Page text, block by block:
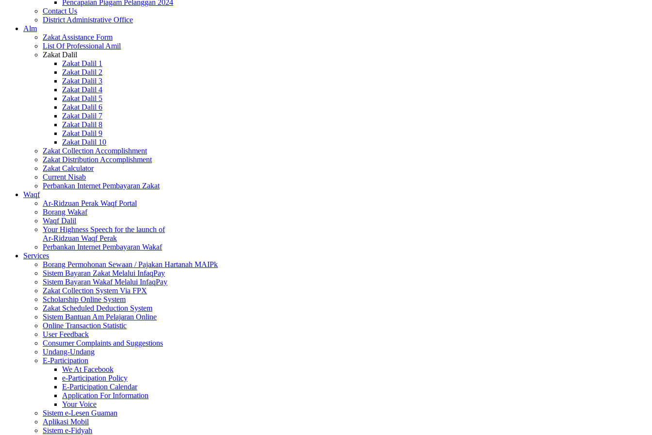
Pencapaian Piagam Pelanggan 2024
Contact Us
District Administrative Office
Alm
Zakat Assistance Form
List Of Professional Amil
Zakat Dalil
Zakat Dalil 1
Zakat Dalil 2
Zakat Dalil 3
Zakat Dalil 4
Zakat Dalil 5
Zakat Dalil 6
Zakat Dalil 7
Zakat Dalil 8
Zakat Dalil 9
Zakat Dalil 10
Zakat Collection Accomplishment
Zakat Distribution Accomplishment
Zakat Calculator
Current Nisab
Perbankan Internet Pembayaran Zakat
Waqf
Ar-Ridzuan Perak Waqf Portal
Borang Wakaf
Waqf Dalil
Your Highness Speech for the launch of
Ar-Ridzuan Waqf Perak
Perbankan Internet Pembayaran Wakaf
Services
Borang Permohonan Sewaan / Pajakan Hartanah MAIPk
Sistem Bayaran Zakat Melalui InfaqPay
Sistem Bayaran Wakaf Melalui InfaqPay
Zakat Collection System Via FPX
Scholarship Online System
Zakat Scheduled Deduction System
Sistem Bantuan Am Pelajaran Online
Online Transaction Statistic
User Feedback
Consumer Complaints and Suggestions
Undang-Undang
E-Participation
We At Facebook
e-Participation Policy
E-Participation Calendar
Application For Information
Your Voice
Sistem e-Lesen Guaman
Aplikasi Mobil
Sistem e-Fidyah